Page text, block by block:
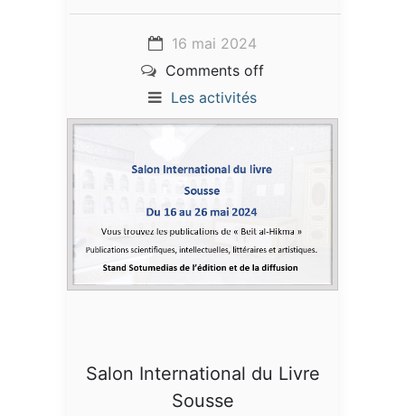
16 mai 2024
Comments off
Les activités
Salon International du Livre
Sousse